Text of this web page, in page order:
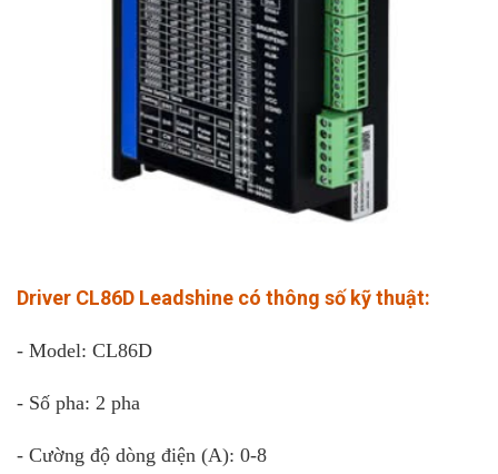
Driver CL86D Leadshine có thông số kỹ thuật:
- Model: CL86D
- Số pha: 2 pha
- Cường độ dòng điện (A): 0-8